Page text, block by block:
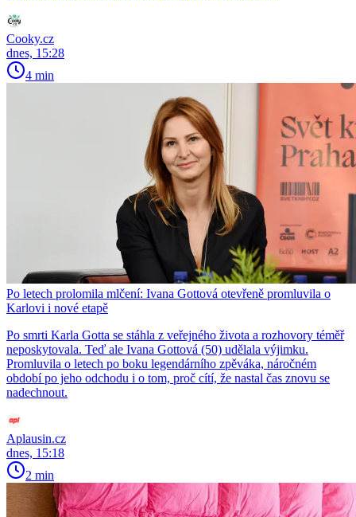
Cooky.cz
dnes, 15:28
4 min
Po letech prolomila mlčení: Ivana Gottová otevřeně promluvila o
Karlovi i nové etapě
Po smrti Karla Gotta se stáhla z veřejného života a rozhovory téměř
neposkytovala. Teď ale Ivana Gottová (50) udělala výjimku.
Promluvila o letech po boku legendárního zpěváka, náročném
období po jeho odchodu i o tom, proč cítí, že nastal čas znovu se
nadechnout.
Aplausin.cz
dnes, 15:18
2 min